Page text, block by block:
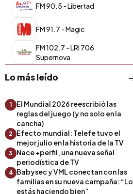
FM 90.5 - Libertad
FM 91.7 - Magic
FM 102.7 - LRI 706
Supernova
Lo más leído
1
El Mundial 2026 reescribió las
reglas del juego (y no solo en la
cancha)
2
Efecto mundial: Telefe tuvo el
mejor julio en la historia de la TV
3
Nace +perfil, una nueva señal
periodística de TV
4 Babysec y VML conectan con las
familias en su nueva campaña: “Lo
estás haciendo bien”